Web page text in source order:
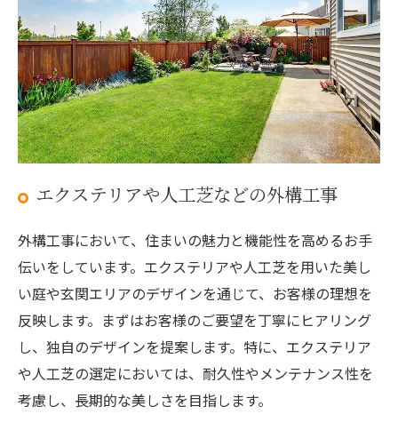
エクステリアや人工芝などの外構工事
外構工事において、住まいの魅力と機能性を高めるお手
伝いをしています。エクステリアや人工芝を用いた美し
い庭や玄関エリアのデザインを通じて、お客様の理想を
反映します。まずはお客様のご要望を丁寧にヒアリング
し、独自のデザインを提案します。特に、エクステリア
や人工芝の選定においては、耐久性やメンテナンス性を
考慮し、長期的な美しさを目指します。